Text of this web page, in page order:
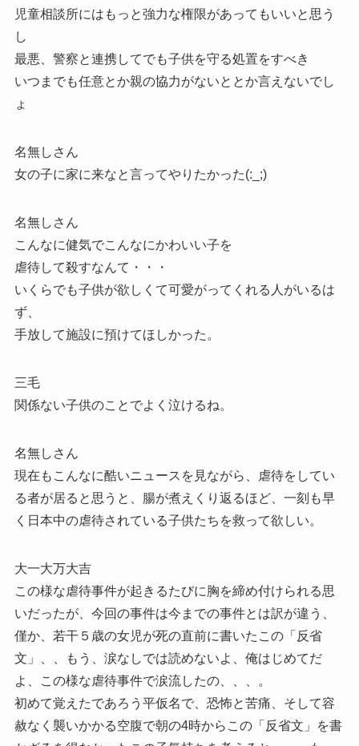
児童相談所にはもっと強力な権限があってもいいと思う
し
最悪、警察と連携してでも子供を守る処置をすべき
いつまでも任意とか親の協力がないととか言えないでし
ょ
名無しさん
女の子に家に来なと言ってやりたかった(:_;)
名無しさん
こんなに健気でこんなにかわいい子を
虐待して殺すなんて・・・
いくらでも子供が欲しくて可愛がってくれる人がいるは
ず、
手放して施設に預けてほしかった。
三毛
関係ない子供のことでよく泣けるね。
名無しさん
現在もこんなに酷いニュースを見ながら、虐待をしてい
る者が居ると思うと、腸が煮えくり返るほど、一刻も早
く日本中の虐待されている子供たちを救って欲しい。
大一大万大吉
この様な虐待事件が起きるたびに胸を締め付けられる思
いだったが、今回の事件は今までの事件とは訳が違う、
僅か、若干５歳の女児が死の直前に書いたこの「反省
文」、、もう、涙なしでは読めないよ、俺はじめてだ
よ、この様な虐待事件で涙流したの、、、。
初めて覚えたであろう平仮名で、恐怖と苦痛、そして容
赦なく襲いかかる空腹で朝の4時からこの「反省文」を書